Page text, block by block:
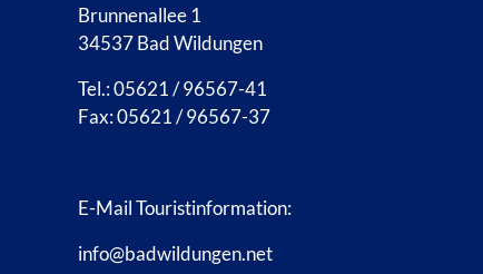
Brunnenallee 1
34537 Bad Wildungen
Tel.: 05621 / 96567-41
Fax: 05621 / 96567-37
E-Mail Touristinformation:
info@badwildungen.net